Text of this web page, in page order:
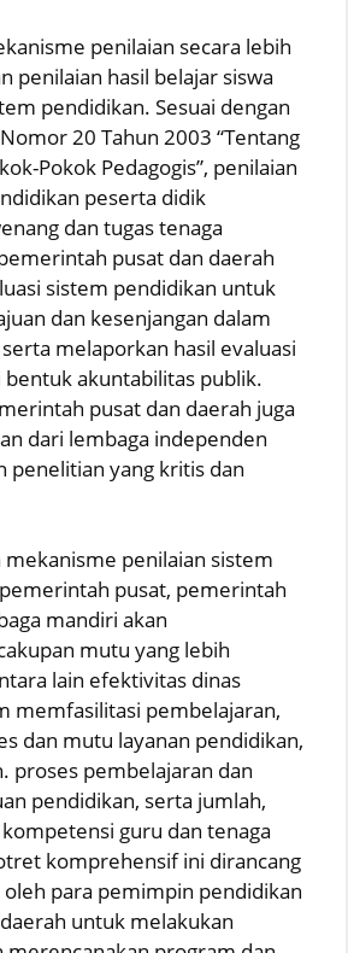
penilaian secara lebih
penilaian hasil belajar siswa
pendidikan. Sesuai dengan
20 Tahun 2003 “Tentang
Pokok Pedagogis”, penilaian
peserta didik
dan tugas tenaga
pusat dan daerah
sistem pendidikan untuk
dan kesenjangan dalam
melaporkan hasil evaluasi
akuntabilitas publik.
pusat dan daerah juga
dari lembaga independen
penelitian yang kritis dan
penilaian sistem
pusat, pemerintah
mandiri akan
mutu yang lebih
lain efektivitas dinas
memfasilitasi pembelajaran,
dan mutu layanan pendidikan,
proses pembelajaran dan
pendidikan, serta jumlah,
guru dan tenaga
komprehensif ini dirancang
para pemimpin pendidikan
untuk melakukan